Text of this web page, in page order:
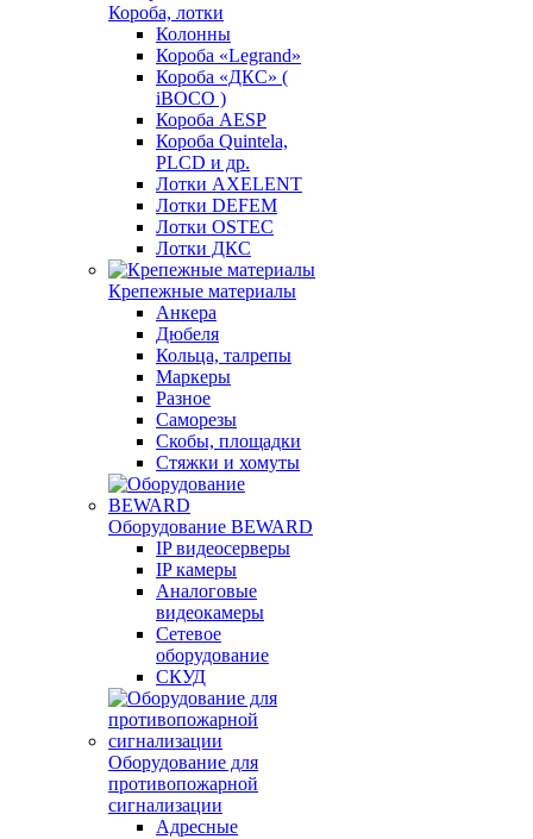
Короба, лотки
Колонны
Короба «Legrand»
Короба «ДКС» (
iBOCO )
Короба AESP
Короба Quintela,
PLCD и др.
Лотки AXELENT
Лотки DEFEM
Лотки OSTEC
Лотки ДКС
Крепежные материалы
Анкера
Дюбеля
Кольца, талрепы
Маркеры
Разное
Саморезы
Скобы, площадки
Стяжки и хомуты
Оборудование BEWARD
IP видеосерверы
IP камеры
Аналоговые
видеокамеры
Сетевое
оборудование
СКУД
Оборудование для
противопожарной
сигнализации
Адресные